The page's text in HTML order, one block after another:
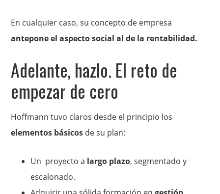
En cualquier caso, su concepto de empresa
antepone el aspecto social al de la rentabilidad.
Adelante, hazlo. El reto de
empezar de cero
Hoffmann tuvo claros desde el principio los
elementos básicos de su plan:
Un proyecto a largo plazo, segmentado y
escalonado.